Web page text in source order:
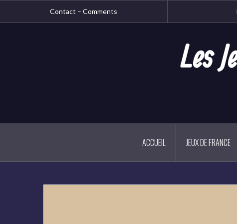
Contact – Comments
Les
ACCUEIL JEUX DE FRANCE